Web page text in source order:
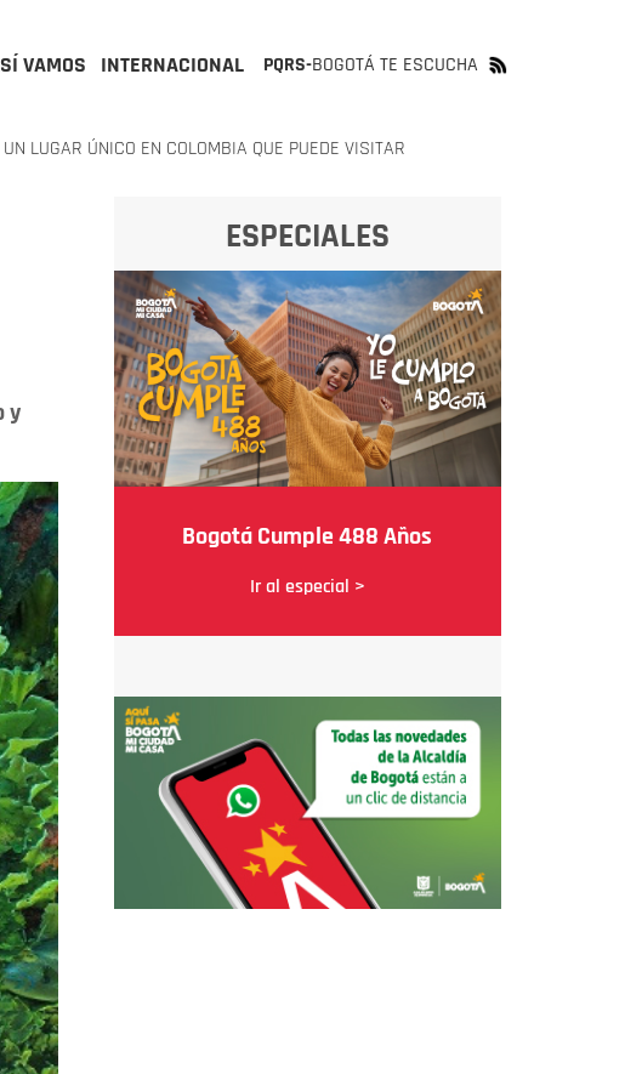
VAMOS INTERNACIONAL PQRS-BOGOTÁ TE ESCUCHA
LUGAR ÚNICO EN COLOMBIA QUE PUEDE VISITAR
y
ESPECIALES
Bogotá Cumple 488 Años
Ir al especial >